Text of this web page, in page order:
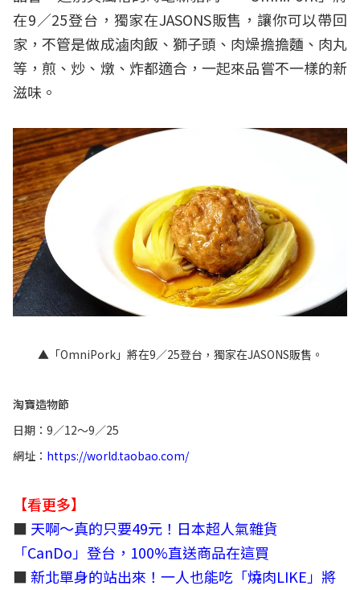
在9／25登台，獨家在JASONS販售，讓你可以帶回
家，不管是做成滷肉飯、獅子頭、肉燥擔擔麵、肉丸
等，煎、炒、燉、炸都適合，一起來品嘗不一樣的新
滋味。
▲「OmniPork」將在9／25登台，獨家在JASONS販售。
淘寶造物節
日期：9／12～9／25
網址： https://world.taobao.com/
【看更多】
■ 天啊～真的只要49元！日本超人氣雜貨
「CanDo」登台，100%直送商品在這買
■新北單身的站出來！一人也能吃「燒肉LIKE」將